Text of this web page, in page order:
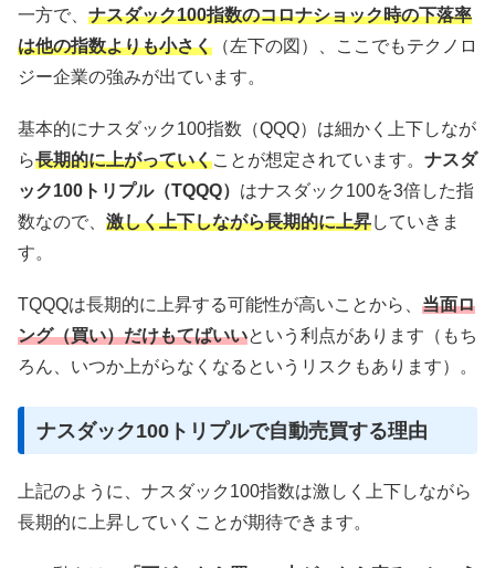
一方で、 ナスダック100指数のコロナショック時の下落率
は他の指数よりも小さく （左下の図）、ここでもテクノロ
ジー企業の強みが出ています。
基本的にナスダック100指数（QQQ）は細かく上下しなが
ら長期的に上がっていくことが想定されています。 ナスダ
ック100トリプル（TQQQ） はナスダック100を3倍した指
数なので、 激しく上下しながら長期的に上昇していきま
す。
TQQQは長期的に上昇する可能性が高いことから、 当面ロ
ング（買い）だけもてばいいという利点があります（もち
ろん、いつか上がらなくなるというリスクもあります）。
ナスダック100トリプルで自動売買する理由
上記のように、ナスダック100指数は激しく上下しながら
長期的に上昇していくことが期待できます。